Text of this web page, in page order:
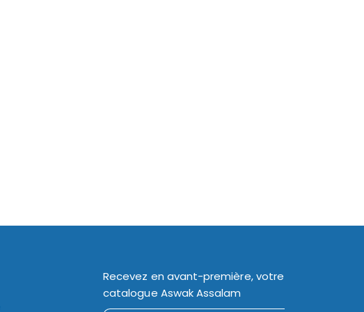
Recevez en avant-première, votre
catalogue Aswak Assalam